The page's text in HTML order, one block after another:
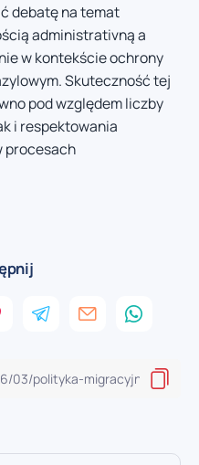
debatę na temat
administrativną a
w kontekście ochrony
Skuteczność tej
pod względem liczby
i respektowania
procesach